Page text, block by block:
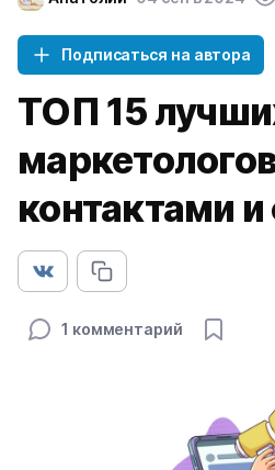
Подписаться на автора
ТОП 15
контактами
1 комментарий